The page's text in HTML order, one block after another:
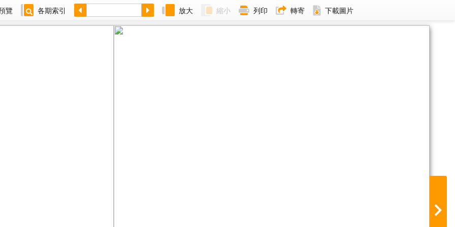
覽 各期索引 放大 縮小 列印 轉寄 下載圖片